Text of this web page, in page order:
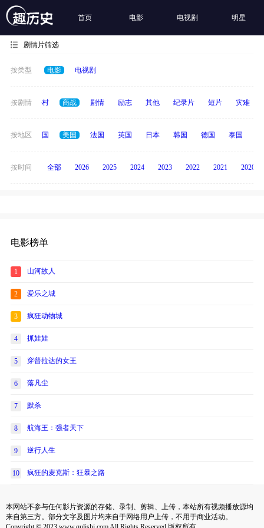
首页 电影 电视剧 明星
剧情片筛选
按类型 电影 电视剧
按剧情
历史 乡村 商战 剧情 励志 其他 纪录片 短片 灾难
按地区
全部 中国 美国 法国 英国 日本 韩国 德国 泰国
按时间 全部 2026 2025 2024 2023 2022 2021 2020
电影榜单
1 山河故人
2 爱乐之城
3 疯狂动物城
4 抓娃娃
5 穿普拉达的女王
6 落凡尘
7 默杀
8 航海王：强者天下
9 逆行人生
10 疯狂的麦克斯：狂暴之路
本网站不参与任何影片资源的存储、录制、剪辑、上传，本站所有视频播放源均
来自第三方。部分文字及图片均来自于网络用户上传，不用于商业活动。